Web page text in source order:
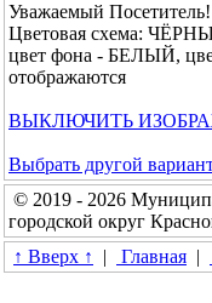
Уважаемый
Цветовая схема:
цвет фона - БЕЛЫЙ,
отображаются
ВЫКЛЮЧИТЬ
Выбрать другой
© 2019 - 2026
городской округ
↑ Вверх ↑
| Главная |